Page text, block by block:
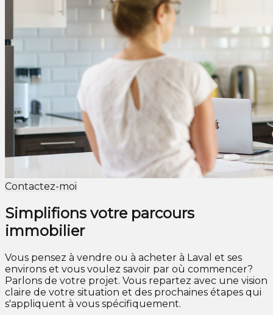
Contactez-moi
Simplifions votre parcours
immobilier
Vous pensez à vendre ou à acheter à Laval et ses
environs et vous voulez savoir par où commencer?
Parlons de votre projet. Vous repartez avec une vision
claire de votre situation et des prochaines étapes qui
s'appliquent à vous spécifiquement.